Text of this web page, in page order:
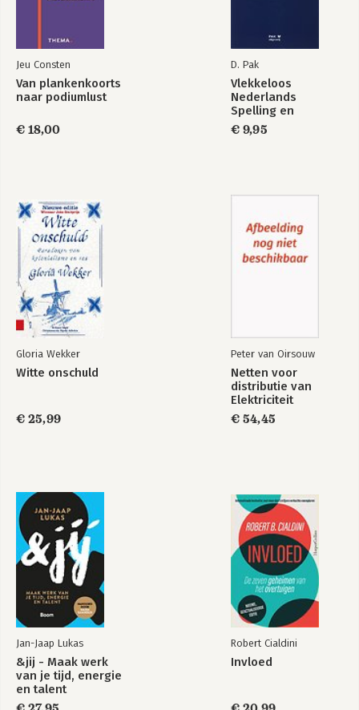
Jeu Consten
Van plankenkoorts
naar podiumlust
€ 18,00
D. Pak
Vlekkeloos
Nederlands
Spelling en
grammatica,
Taalniveau 3F en 4F
€ 9,95
Gloria Wekker
Witte onschuld
€ 25,99
Peter van Oirsouw
Netten voor
distributie van
Elektriciteit
€ 54,45
Jan-Jaap Lukas
&jij - Maak werk
van je tijd, energie
en talent
Robert Cialdini
Invloed